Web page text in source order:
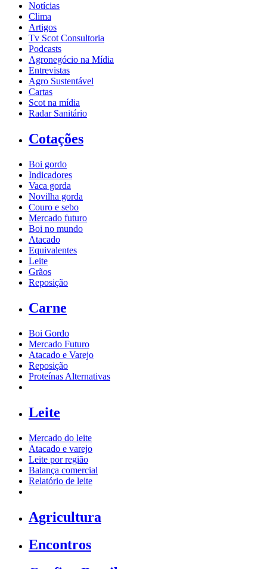
Notícias
Clima
Artigos
Tv Scot Consultoria
Podcasts
Agronegócio na Mídia
Entrevistas
Agro Sustentável
Cartas
Scot na mídia
Radar Sanitário
Cotações
Boi gordo
Indicadores
Vaca gorda
Novilha gorda
Couro e sebo
Mercado futuro
Boi no mundo
Atacado
Equivalentes
Leite
Grãos
Reposição
Carne
Boi Gordo
Mercado Futuro
Atacado e Varejo
Reposição
Proteínas Alternativas
Leite
Mercado do leite
Atacado e varejo
Leite por região
Balança comercial
Relatório de leite
Agricultura
Encontros